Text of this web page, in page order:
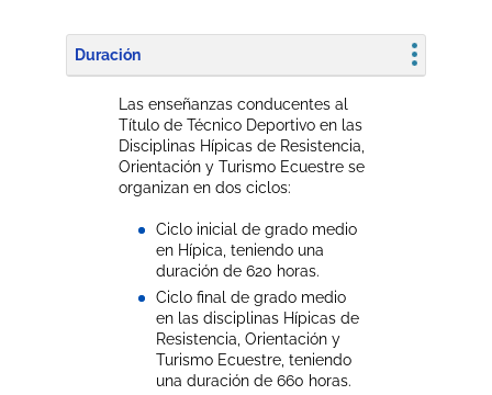
Duración
Las enseñanzas conducentes al
Título de Técnico Deportivo en las
Disciplinas Hípicas de Resistencia,
Orientación y Turismo Ecuestre se
organizan en dos ciclos:
Ciclo inicial de grado medio
en Hípica, teniendo una
duración de 620 horas.
Ciclo final de grado medio
en las disciplinas Hípicas de
Resistencia, Orientación y
Turismo Ecuestre, teniendo
una duración de 660 horas.